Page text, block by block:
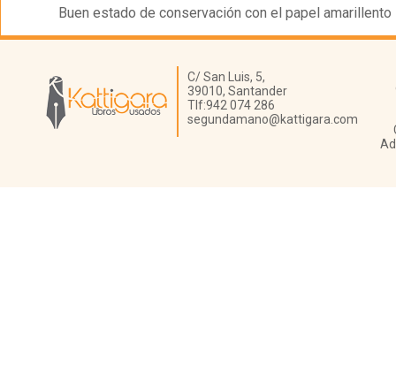
Buen estado de conservación con el papel amarillento
Librería Kattigara
C/ San Luis, 5,
39010, Santander
Tlf:942 074 286
segundamano@kattigara.com